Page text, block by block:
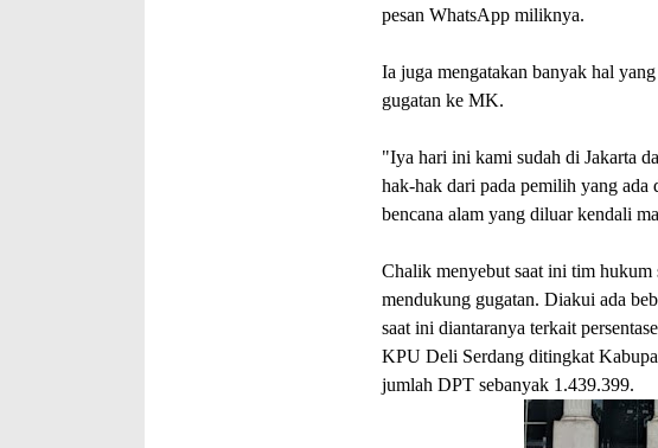
pesan WhatsApp miliknya.
Ia juga mengatakan banyak hal
gugatan ke MK.
"Iya hari ini kami sudah di Jakarta
hak-hak dari pada pemilih yang
bencana alam yang diluar kendali
Chalik menyebut saat ini tim
mendukung gugatan. Diakui ada
saat ini diantaranya terkait
KPU Deli Serdang ditingkat
jumlah DPT sebanyak 1.439.399.